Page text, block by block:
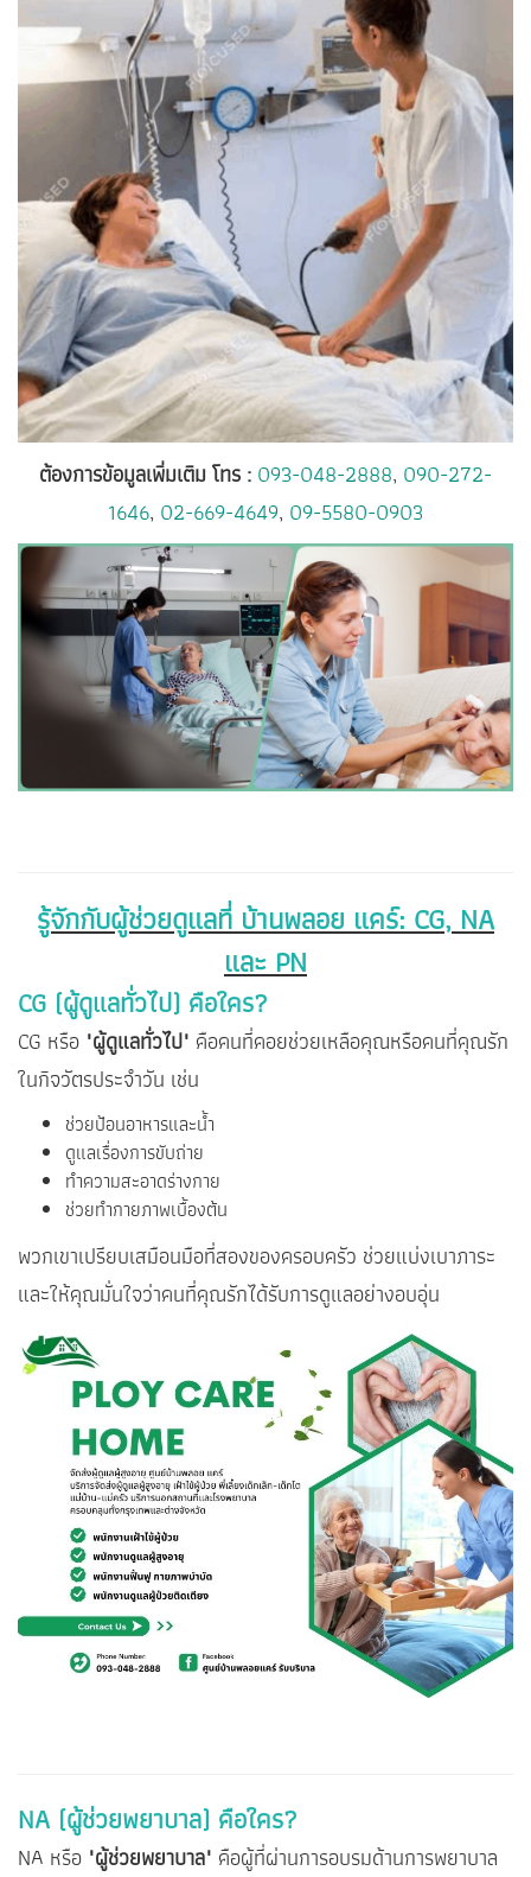
ต้องการข้อมูลเพิ่มเติม โทร : 093-048-2888, 090-272-
1646, 02-669-4649, 09-5580-0903
รู้จักกับผู้ช่วยดูแลที่ บ้านพลอย แคร์: CG, NA
และ PN
CG (ผู้ดูแลทั่วไป) คือใคร?
CG หรือ "ผู้ดูแลทั่วไป" คือคนที่คอยช่วยเหลือคุณหรือคนที่คุณรัก
ในกิจวัตรประจำวัน เช่น
ช่วยป้อนอาหารและน้ำ
ดูแลเรื่องการขับถ่าย
ทำความสะอาดร่างกาย
ช่วยทำกายภาพเบื้องต้น
พวกเขาเปรียบเสมือนมือที่สองของครอบครัว ช่วยแบ่งเบาภาระ
และให้คุณมั่นใจว่าคนที่คุณรักได้รับการดูแลอย่างอบอุ่น
NA (ผู้ช่วยพยาบาล) คือใคร?
NA หรือ "ผู้ช่วยพยาบาล" คือผู้ที่ผ่านการอบรมด้านการพยาบาล